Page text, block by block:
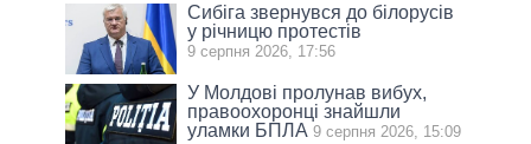
Сибіга звернувся до білорусів
у річницю протестів
9 серпня 2026, 17:56
У Молдові пролунав вибух,
правоохоронці знайшли
уламки БПЛА 9 серпня 2026, 15:09